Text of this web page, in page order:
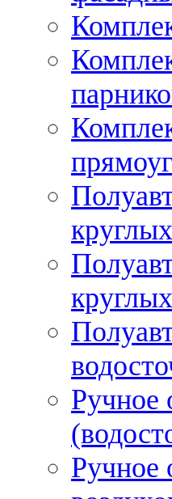
Ручное
Ручное